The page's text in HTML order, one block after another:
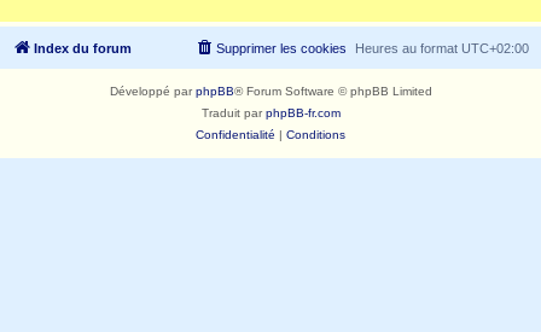
Index du forum Heures au format UTC+02:00
Supprimer les cookies
Développé parphpBB® Forum Software © phpBB Limited
Traduit parphpBB-fr.com
Confidentialité | Conditions